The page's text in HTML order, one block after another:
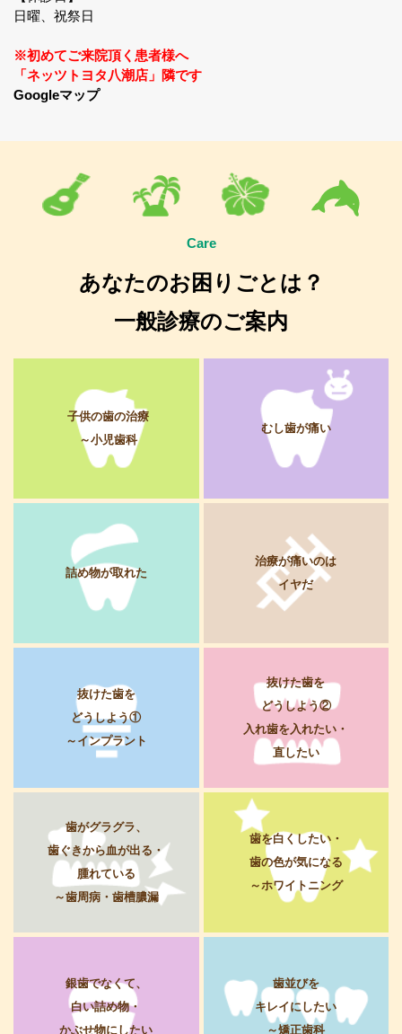
日曜、祝祭日
※初めてご来院頂く患者様へ
「ネッツトヨタ八潮店」隣です
Googleマップ
Care
あなたのお困りごとは？
一般診療のご案内
子供の歯の治療
～小児歯科
むし歯が痛い
詰め物が取れた
治療が痛いのは
イヤだ
抜けた歯を
どうしよう①
～インプラント
抜けた歯を
どうしよう②
入れ歯を入れたい・
直したい
歯がグラグラ、
歯ぐきから血が出る・
腫れている
～歯周病・歯槽膿漏
歯を白くしたい・
歯の色が気になる
～ホワイトニング
銀歯でなくて、
白い詰め物・
かぶせ物にしたい
歯並びを
キレイにしたい
～矯正歯科